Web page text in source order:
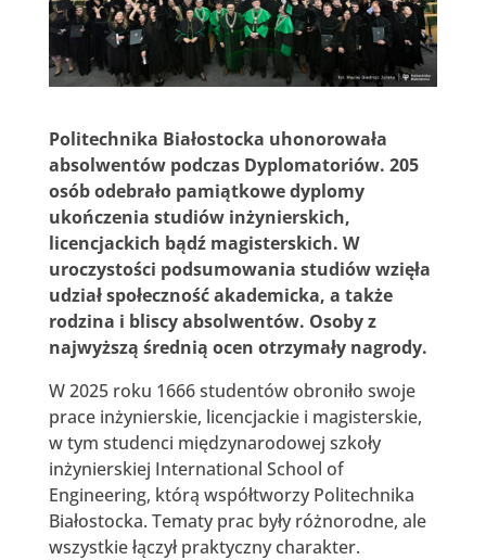
Politechnika Białostocka uhonorowała
absolwentów podczas Dyplomatoriów. 205
osób odebrało pamiątkowe dyplomy
ukończenia studiów inżynierskich,
licencjackich bądź magisterskich. W
uroczystości podsumowania studiów wzięła
udział społeczność akademicka, a także
rodzina i bliscy absolwentów. Osoby z
najwyższą średnią ocen otrzymały nagrody.
W 2025 roku 1666 studentów obroniło swoje
prace inżynierskie, licencjackie i magisterskie,
w tym studenci międzynarodowej szkoły
inżynierskiej International School of
Engineering, którą współtworzy Politechnika
Białostocka. Tematy prac były różnorodne, ale
wszystkie łączył praktyczny charakter.